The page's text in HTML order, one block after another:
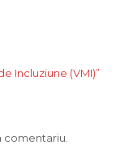
Incluziune (VMI)”
comentariu.